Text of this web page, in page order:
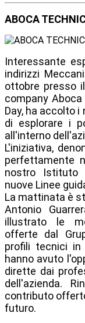
ABOCA
Interessante
indirizzi
ottobre presso
company
Day, ha accolto
di esplorare i
all'interno
L'iniziativa,
perfettamente
nostro Istituto
nuove Linee
La mattinata è
Antonio
illustrato le
offerte dal
profili tecnici
hanno avuto
dirette dai
dell'azienda.
contributo
futuro.